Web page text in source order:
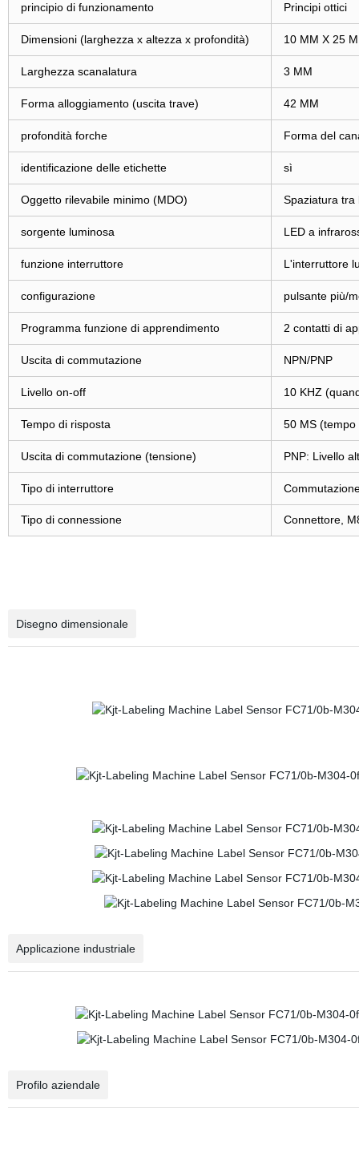
principio di funzionamento Principi ottici
Dimensioni (larghezza x altezza x profondità) 10 MM X 25
Larghezza scanalatura 3 MM
Forma alloggiamento (uscita trave) 42 MM
profondità forche Forma del
identificazione delle etichette sì
Oggetto rilevabile minimo (MDO) Spaziatura tra
sorgente luminosa LED a
funzione interruttore L'interruttore
configurazione pulsante più/
Programma funzione di apprendimento 2 contatti di
Uscita di commutazione NPN/PNP
Livello on-off 10 KHZ
Tempo di risposta 50 MS
Uscita di commutazione (tensione) PNP: Livello
Tipo di interruttore
Tipo di connessione Connettore,
Disegno dimensionale
Applicazione industriale
Profilo aziendale